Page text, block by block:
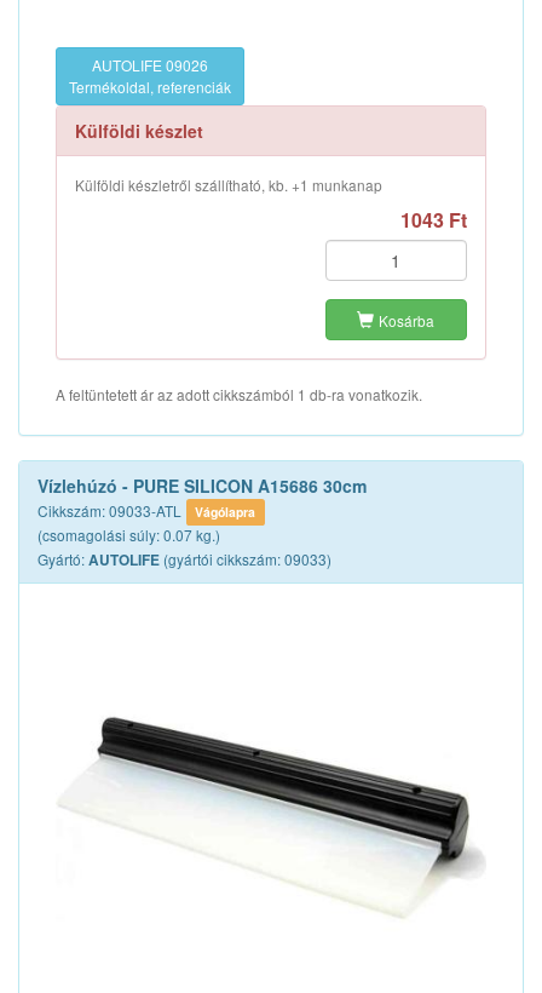
AUTOLIFE 09026
Termékoldal, referenciák
Külföldi készlet
Külföldi készletről szállítható, kb. +1 munkanap
1043 Ft
Kosárba
A feltüntetett ár az adott cikkszámból 1 db-ra vonatkozik.
Vízlehúzó - PURE SILICON A15686 30cm
Cikkszám: 09033-ATL Vágólapra
(csomagolási súly: 0.07 kg.)
Gyártó:AUTOLIFE (gyártói cikkszám: 09033)